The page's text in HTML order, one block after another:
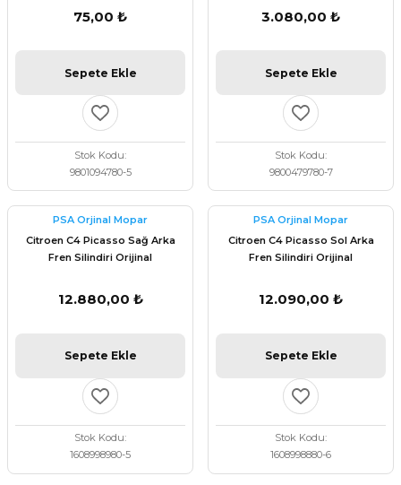
75,00 ₺
Sepete Ekle
Stok Kodu
9801094780-5
3.080,00 ₺
Sepete Ekle
Stok Kodu
9800479780-7
PSA Orjinal Mopar
Citroen C4 Picasso Sağ Arka
Fren Silindiri Orijinal
12.880,00 ₺
Sepete Ekle
Stok Kodu
1608998980-5
PSA Orjinal Mopar
Citroen C4 Picasso Sol Arka
Fren Silindiri Orijinal
12.090,00 ₺
Sepete Ekle
Stok Kodu
1608998880-6